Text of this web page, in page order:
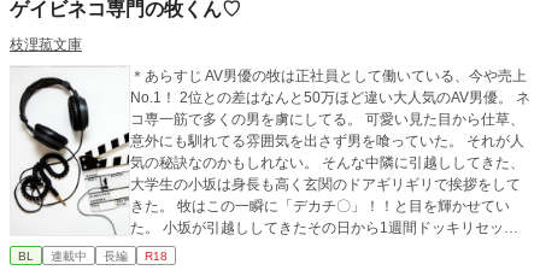
ゲイビネコ専門の牧くん♡
枝浬菰文庫
＊あらすじ AV男優の牧は正社員として働いている、今や売上
No.1！ 2位との差はなんと50万ほど違い大人気のAV男優。 ネ
コ専一筋で多くの男を虜にしてる。 可愛い見た目から仕草、
意外にも馴れてる雰囲気を出さず男を喰っていた。 それが人
気の秘訣なのかもしれない。 そんな中隣に引越ししてきた、
大学生の小坂は身長も高く玄関のドアギリギリで挨拶をして
きた。 牧はこの一瞬に「デカチ〇」！！と目を輝かせてい
た。 小坂が引越ししてきたその日から1週間ドッキリセック
〇が始まってしまいバタバタする日々を過ごし始めた。 -------
BL 連載中 長編 R18